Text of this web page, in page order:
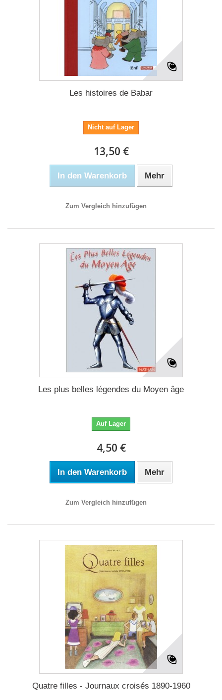
Les histoires de Babar
Nicht auf Lager
13,50 €
In den Warenkorb Mehr
Zum Vergleich hinzufügen
Les plus belles légendes du Moyen âge
Auf Lager
4,50 €
In den Warenkorb Mehr
Zum Vergleich hinzufügen
Quatre filles - Journaux croisés 1890-1960